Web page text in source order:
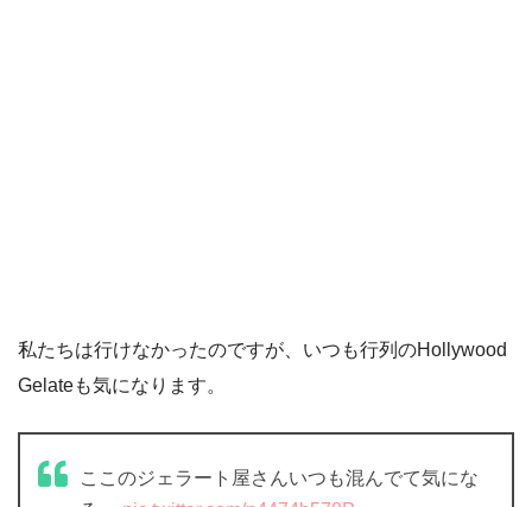
私たちは行けなかったのですが、いつも行列のHollywood
Gelateも気になります。
ここのジェラート屋さんいつも混んでて気にな